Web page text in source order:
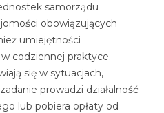
samorządu
obowiązujących
umiejętności
codziennej praktyce.
się w sytuacjach,
prowadzi działalność
lub pobiera opłaty od